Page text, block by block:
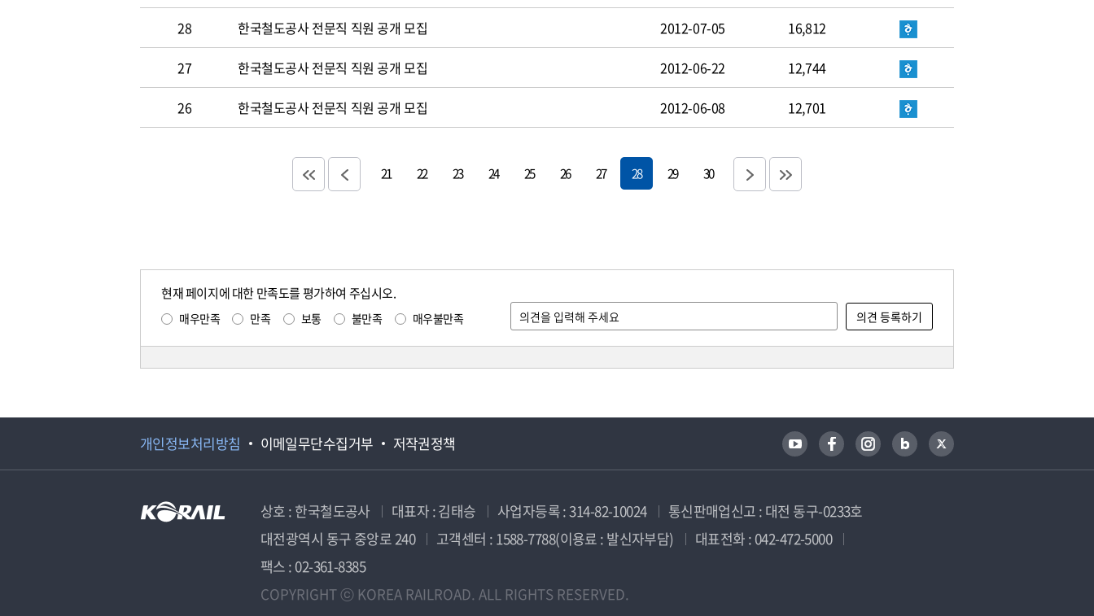
28 한국철도공사 전문직 직원 공개 모집 2012-07-05 16,812
27 한국철도공사 전문직 직원 공개 모집 2012-06-22 12,744
26 한국철도공사 전문직 직원 공개 모집 2012-06-08 12,701
21 22 23 24 25 26 27 28 29 30
현재 페이지에 대한 만족도를 평가하여 주십시오.
매우만족 만족 보통 불만족 매우불만족
개인정보처리방침 이메일무단수집거부 저작권정책
상호 : 한국철도공사 대표자 : 김태승 사업자등록 : 314-82-10024
통신판매업신고 : 대전 동구-0233호
대전광역시 동구 중앙로 240
고객센터 : 1588-7788(이용료 : 발신자부담)
대표전화 : 042-472-5000
팩스 : 02-361-8385
COPYRIGHT ⓒ KOREA RAILROAD. ALL RIGHTS RESERVED.